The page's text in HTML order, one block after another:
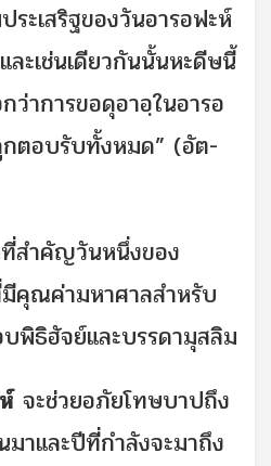
ะเสริฐของวันอารอฟะห์
ละเช่นเดียวกันนั้นหะดีษนี้
าการขอดุอาอฺในอารอ
กตอบรับทั้งหมด” (อัต-
สำคัญวันหนึ่งของ
คุณค่ามหาศาลสำหรับ
พิธิฮัจย์และบรรดามุสลิม
จะช่วยอภัยโทษบาปถึง
าและปีที่กำลังจะมาถึง